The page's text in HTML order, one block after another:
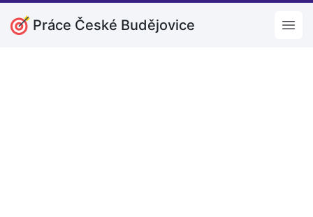
Práce České Budějovice